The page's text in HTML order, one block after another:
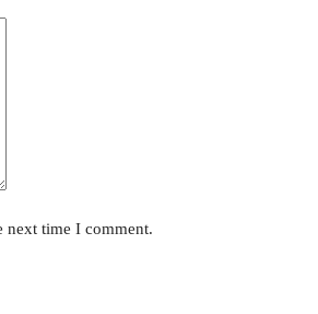
next time I comment.